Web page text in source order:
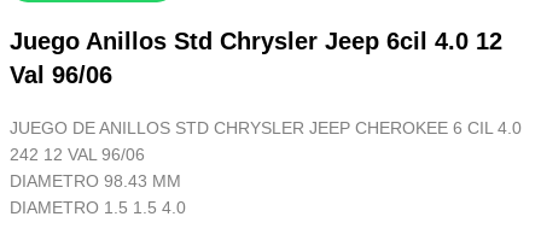
Juego Anillos Std Chrysler Jeep 6cil 4.0 12
Val 96/06
JUEGO DE ANILLOS STD CHRYSLER JEEP CHEROKEE 6 CIL 4.0
242 12 VAL 96/06
DIAMETRO 98.43 MM
DIAMETRO 1.5 1.5 4.0